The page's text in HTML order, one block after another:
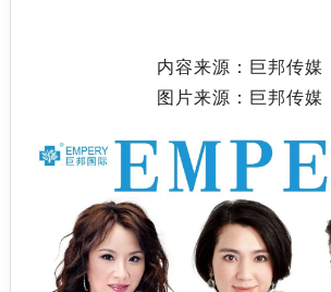
内容来源：巨邦传媒
图片来源：巨邦传媒